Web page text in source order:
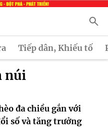
Tiếp dân, Khiếu tố
núi
đa chiều gắn với
số và tăng trưởng